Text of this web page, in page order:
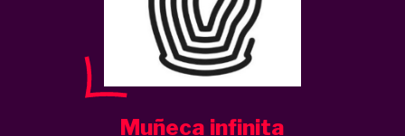
Muñeca infinita